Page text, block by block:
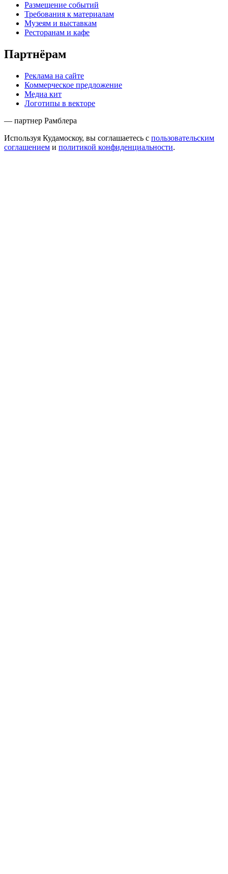
Размещение событий
Требования к материалам
Музеям и выставкам
Ресторанам и кафе
Партнёрам
Реклама на сайте
Коммерческое предложение
Медиа кит
Логотипы в векторе
— партнер Рамблера
Используя Кудамоскоу, вы соглашаетесь с пользовательским
соглашением и политикой конфиденциальности.